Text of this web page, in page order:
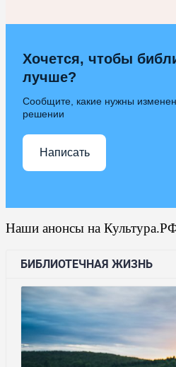
Хочется, чтобы
лучше?
Сообщите, какие нужны
решении
Написать
Наши анонсы на